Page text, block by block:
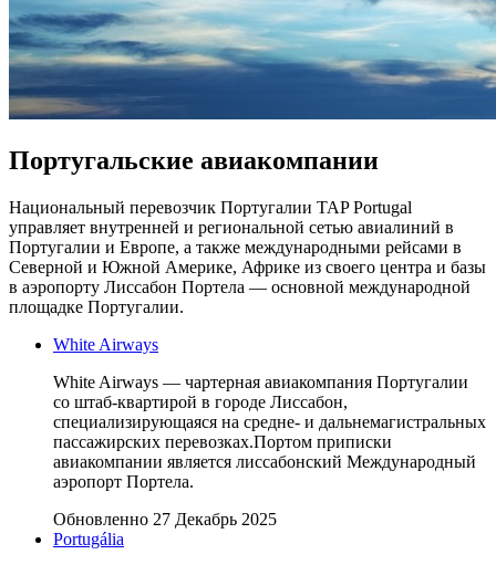
Португальские авиакомпании
Национальный перевозчик Португалии TAP Portugal
управляет внутренней и региональной сетью авиалиний в
Португалии и Европе, а также международными рейсами в
Северной и Южной Америке, Африке из своего центра и базы
в аэропорту Лиссабон Портела — основной международной
площадке Португалии.
White Airways
White Airways — чартерная авиакомпания Португалии
со штаб-квартирой в городе Лиссабон,
специализирующаяся на средне- и дальнемагистральных
пассажирских перевозках.Портом приписки
авиакомпании является лиссабонский Международный
аэропорт Портела.
Обновленно 27 Декабрь 2025
Portugália